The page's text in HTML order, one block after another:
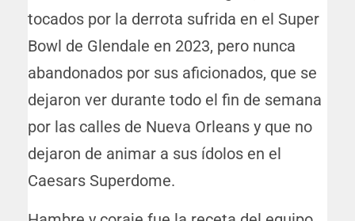
tocados por la derrota sufrida en el Super
Bowl de Glendale en 2023, pero nunca
abandonados por sus aficionados, que se
dejaron ver durante todo el fin de semana
por las calles de Nueva Orleans y que no
dejaron de animar a sus ídolos en el
Caesars Superdome.